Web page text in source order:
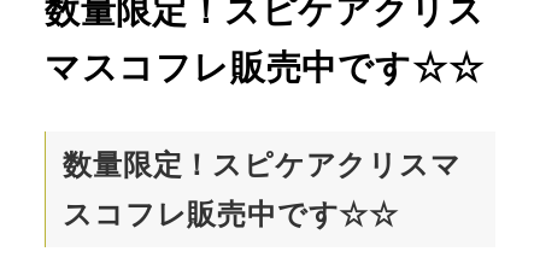
数量限定！スピケアクリス
マスコフレ販売中です☆☆
数量限定！スピケアクリスマ
スコフレ販売中です☆☆